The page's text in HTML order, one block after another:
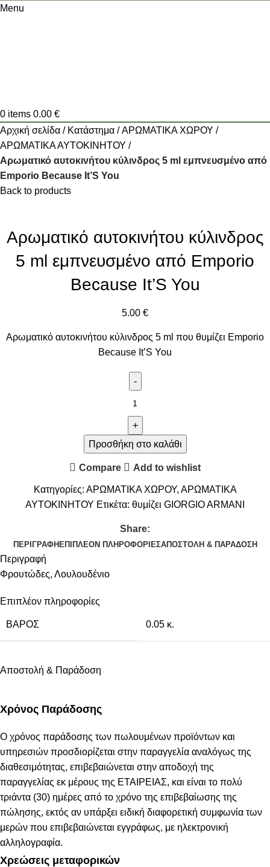
Menu
0 items 0.00 €
Αρχική σελίδα
Κατάστημα
ΑΡΩΜΑΤΙΚΑ ΧΩΡΟΥ
ΑΡΩΜΑΤΙΚΑ ΑΥΤΟΚΙΝΗΤΟΥ
Αρωματικό αυτοκινήτου κύλινδρος 5 ml εμπνευσμένο από
Emporio Because It’S You
Back to products
Αρωματικό αυτοκινήτου κύλινδρος
5 ml εμπνευσμένο από Emporio
Because It’S You
5.00 €
Αρωματικό αυτοκινήτου κύλινδρος 5 ml που θυμίζει Emporio
Because It’S You
Προσθήκη στο καλάθι
Compare Add to wishlist
Κατηγορίες: ΑΡΩΜΑΤΙΚΑ ΧΩΡΟΥ, ΑΡΩΜΑΤΙΚΑ
ΑΥΤΟΚΙΝΗΤΟΥ Ετικέτα: θυμίζει GIORGIO ARMANI
Share:
ΠΕΡΙΓΡΑΦΉ ΕΠΙΠΛΈΟΝ ΠΛΗΡΟΦΟΡΊΕΣΑΠΟΣΤΟΛΉ & ΠΑΡΆΔΟΣΗ
Περιγραφή
Φρουτώδες, Λουλουδένιο
Επιπλέον πληροφορίες
ΒΆΡΟΣ 0.05 κ.
Αποστολή & Παράδοση
Χρόνος Παράδοσης
Ο χρόνος παράδοσης των πωλουμένων προϊόντων και
υπηρεσιών προσδιορίζεται στην παραγγελία αναλόγως της
διαθεσιμότητας, επιβεβαιώνεται στην αποδοχή της
παραγγελίας εκ μέρους της ΕΤΑΙΡΕΙΑΣ, και είναι το πολύ
τριάντα (30) ημέρες από το χρόνο της επιβεβαίωσης της
πώλησης, εκτός αν υπάρξει ειδική διαφορετική συμφωνία των
μερών που επιβεβαιώνεται εγγράφως, με ηλεκτρονική
αλληλογραφία.
Χρεώσεις μεταφορικών